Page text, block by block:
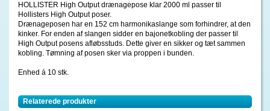
HOLLISTER High Output drænagepose klar 2000 ml passer til
Hollisters High Output poser.
Drænageposen har en 152 cm harmonikaslange som forhindrer, at den
kinker. For enden af slangen sidder en bajonetkobling der passer til
High Output posens afløbsstuds. Dette giver en sikker og tæt sammen
kobling. Tømning af posen sker via proppen i bunden.
Enhed á 10 stk.
Relaterede produkter